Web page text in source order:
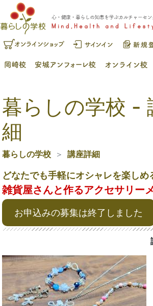
暮らしの学校 -
細
暮らしの学校 講座詳細
どなたでも手軽にオシャレを楽しめ
雑貨屋さんと作るアクセサリー
お申込みの募集は終了しました